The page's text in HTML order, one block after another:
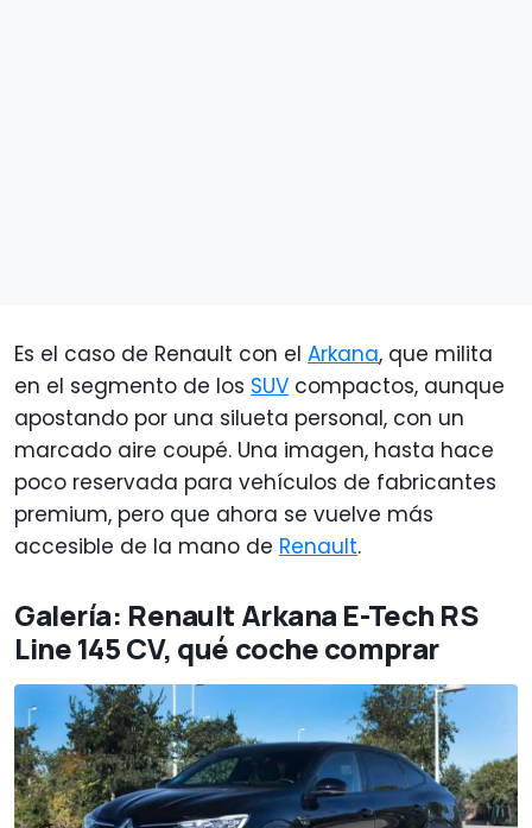
Es el caso de Renault con el Arkana, que milita
en el segmento de los SUV compactos, aunque
apostando por una silueta personal, con un
marcado aire coupé. Una imagen, hasta hace
poco reservada para vehículos de fabricantes
premium, pero que ahora se vuelve más
accesible de la mano de Renault.
Galería: Renault Arkana E-Tech RS
Line 145 CV, qué coche comprar